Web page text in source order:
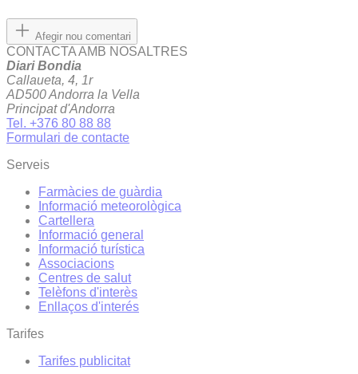
Afegir nou comentari
CONTACTA AMB NOSALTRES
Diari Bondia
Callaueta, 4, 1r
AD500 Andorra la Vella
Principat d'Andorra
Tel. +376 80 88 88
Formulari de contacte
Serveis
Farmàcies de guàrdia
Informació meteorològica
Cartellera
Informació general
Informació turística
Associacions
Centres de salut
Telèfons d'interès
Enllaços d'interés
Tarifes
Tarifes publicitat